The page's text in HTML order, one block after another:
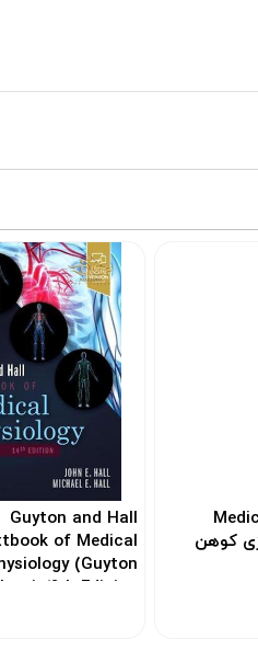
کوهن
Guyton and Hall
of Medical
(Guyton
14th Edicion